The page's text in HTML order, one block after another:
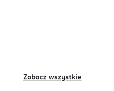
Zobacz wszystkie